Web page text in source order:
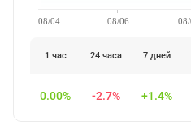
08/04 08/06
1 час 24 часа 7 дней
0.00% -2.7% +1.4%